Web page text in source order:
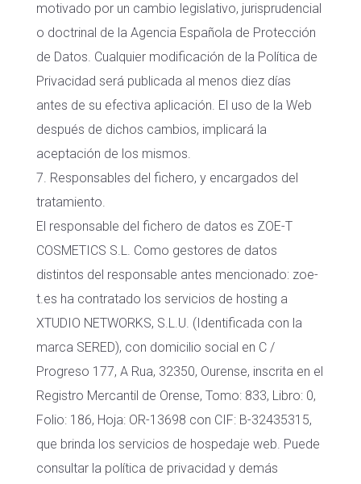
motivado por un cambio legislativo, jurisprudencial
o doctrinal de la Agencia Española de Protección
de Datos. Cualquier modificación de la Política de
Privacidad será publicada al menos diez días
antes de su efectiva aplicación. El uso de la Web
después de dichos cambios, implicará la
aceptación de los mismos.
7. Responsables del fichero, y encargados del
tratamiento.
El responsable del fichero de datos es ZOE-T
COSMETICS S.L. Como gestores de datos
distintos del responsable antes mencionado: zoe-
t.es ha contratado los servicios de hosting a
XTUDIO NETWORKS, S.L.U. (Identificada con la
marca SERED), con domicilio social en C /
Progreso 177, A Rua, 32350, Ourense, inscrita en el
Registro Mercantil de Orense, Tomo: 833, Libro: 0,
Folio: 186, Hoja: OR-13698 con CIF: B-32435315,
que brinda los servicios de hospedaje web. Puede
consultar la política de privacidad y demás